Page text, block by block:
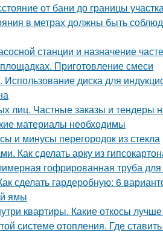
от бани до границы
в метрах должны быть
станции и назначение
Приготовление смеси
диска для
лиц. Частные заказы и тендеры
материалы необходимы
и минусы перегородок из стекла
Как сделать арку из
гофрированная труба для
сделать гардеробную: 6
ямы
квартиры. Какие откосы
системе отопления. Где